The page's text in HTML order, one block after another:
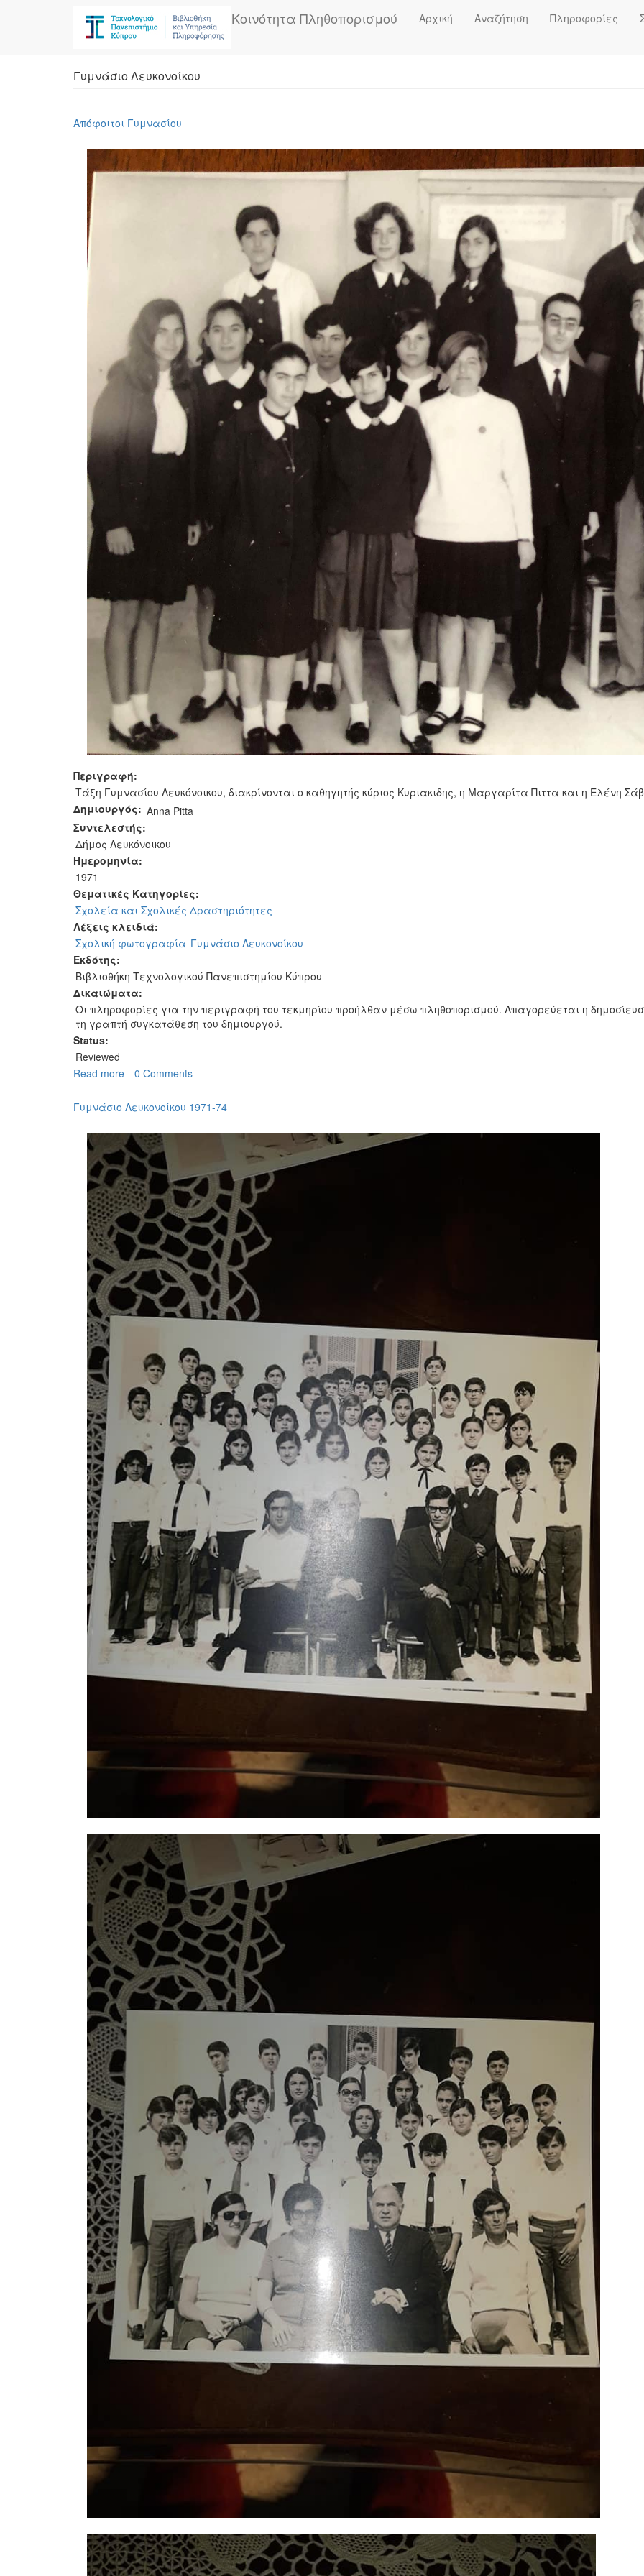
Κοινότητα Πληθοπορισμού Αρχική Αναζήτηση Πληροφορίες
Γυμνάσιο Λευκονοίκου
Απόφοιτοι Γυμνασίου
Περιγραφή:
Τάξη Γυμνασίου Λευκόνοικου, διακρίνονται ο καθηγητής κύριος Κυριακιδης, η Μαργαρίτα Πιττα και η Ελένη
Δημιουργός: Anna Pitta
Συντελεστής:
Δήμος Λευκόνοικου
Ημερομηνία:
1971
Θεματικές Κατηγορίες:
Σχολεία και Σχολικές Δραστηριότητες
Λέξεις κλειδιά:
Σχολική φωτογραφία Γυμνάσιο Λευκονοίκου
Εκδότης:
Βιβλιοθήκη Τεχνολογικού Πανεπιστημίου Κύπρου
Δικαιώματα:
Οι πληροφορίες για την περιγραφή του τεκμηρίου προήλθαν μέσω πληθοπορισμού. Απαγορεύεται η
τη γραπτή συγκατάθεση του δημιουργού.
Status:
Reviewed
Read more about
Γυμνασίου
0 Comments
Γυμνάσιο Λευκονοίκου 1971-74